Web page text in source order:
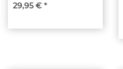
29,95 € *